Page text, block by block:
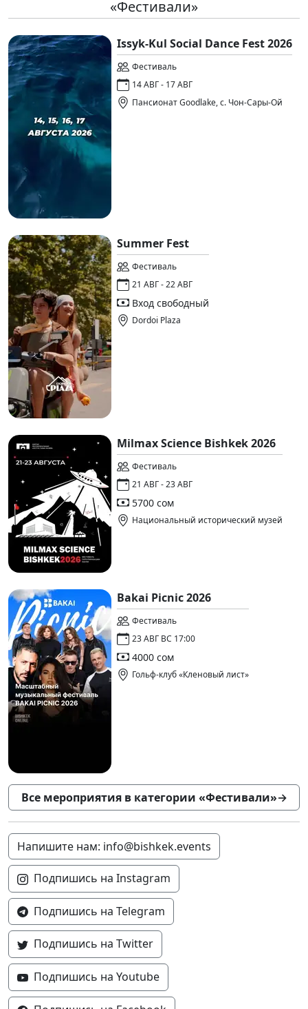
«Фестивали»
Issyk-Kul Social Dance Fest 2026
Фестиваль
14 АВГ - 17 АВГ
Пансионат Goodlake, с. Чон-Сары-Ой
Summer Fest
Фестиваль
21 АВГ - 22 АВГ
Вход свободный
Dordoi Plaza
Milmax Science Bishkek 2026
Фестиваль
21 АВГ - 23 АВГ
5700 сом
Национальный исторический музей
Bakai Picnic 2026
Фестиваль
23 АВГ ВС 17:00
4000 сом
Гольф-клуб «Кленовый лист»
Все мероприятия в категории «Фестивали»→
Напишите нам: info@bishkek.events
Подпишись на Instagram
Подпишись на Telegram
Подпишись на Twitter
Подпишись на Youtube